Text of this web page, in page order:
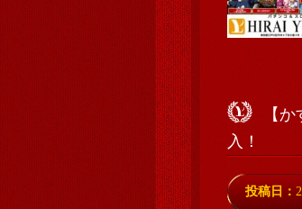
【
入！
投稿日：